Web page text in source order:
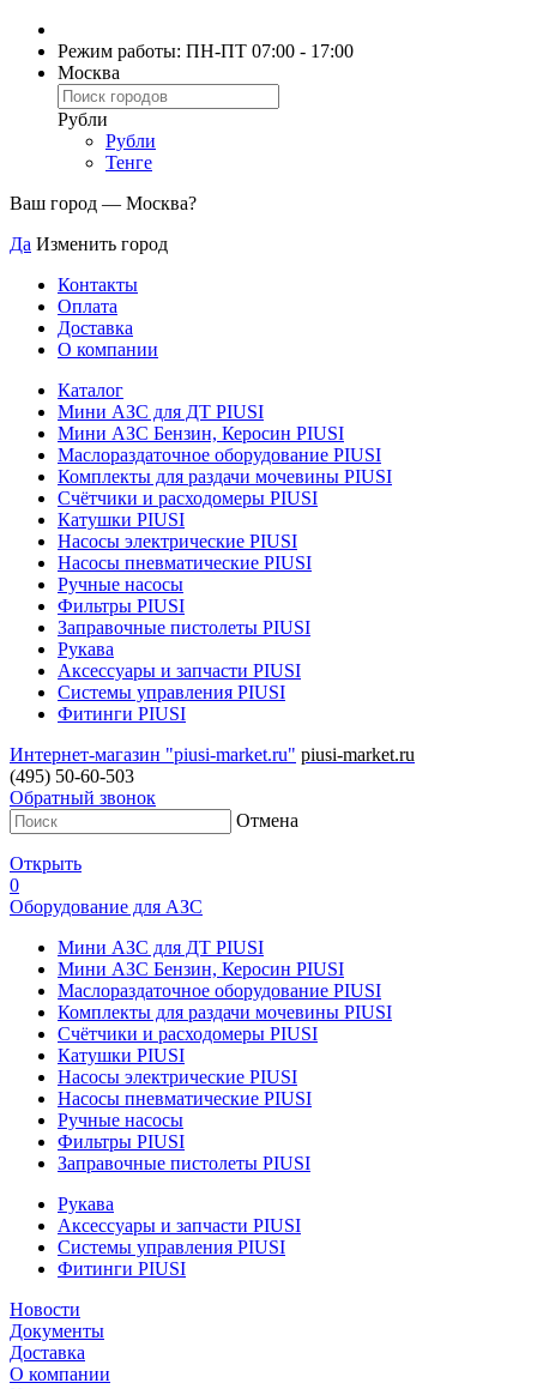
Режим работы: ПН-ПТ 07:00 - 17:00
Москва
Рубли
Рубли
Тенге
Ваш город — Москва?
Да Изменить город
Контакты
Оплата
Доставка
О компании
Каталог
Мини АЗС для ДТ PIUSI
Мини АЗС Бензин, Керосин PIUSI
Маслораздаточное оборудование PIUSI
Комплекты для раздачи мочевины PIUSI
Счётчики и расходомеры PIUSI
Катушки PIUSI
Насосы электрические PIUSI
Насосы пневматические PIUSI
Ручные насосы
Фильтры PIUSI
Заправочные пистолеты PIUSI
Рукава
Аксессуары и запчасти PIUSI
Системы управления PIUSI
Фитинги PIUSI
Интернет-магазин "piusi-market.ru" piusi-market.ru
(495) 50-60-503
Обратный звонок
Отмена
Открыть
0
Оборудование для АЗС
Мини АЗС для ДТ PIUSI
Мини АЗС Бензин, Керосин PIUSI
Маслораздаточное оборудование PIUSI
Комплекты для раздачи мочевины PIUSI
Счётчики и расходомеры PIUSI
Катушки PIUSI
Насосы электрические PIUSI
Насосы пневматические PIUSI
Ручные насосы
Фильтры PIUSI
Заправочные пистолеты PIUSI
Рукава
Аксессуары и запчасти PIUSI
Системы управления PIUSI
Фитинги PIUSI
Новости
Документы
Доставка
О компании